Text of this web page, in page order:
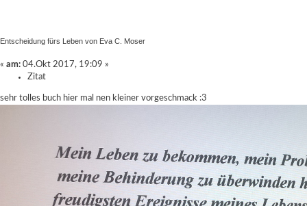
Entscheidung fürs Leben von Eva C. Moser
« am: 04.Okt 2017, 19:09 »
Zitat
sehr tolles buch hier mal nen kleiner vorgeschmack :3